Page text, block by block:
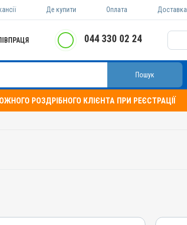
Де купити Оплата Доставка
044 330 02 24
Пошук
РОЗДРІБНОГО КЛІЄНТА ПРИ РЕЄСТРАЦІЇ